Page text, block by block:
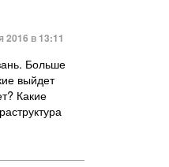
2016 в 13:11
Больше
выйдет
Какие